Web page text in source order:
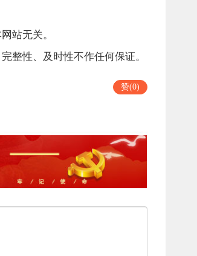
站无关。
整性、及时性不作任何保证。
赞(0)